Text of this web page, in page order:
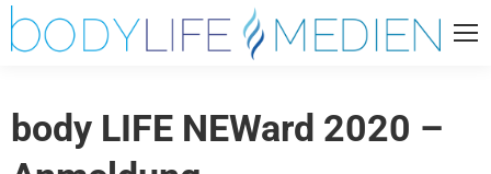
body LIFE NEWard 2020 –